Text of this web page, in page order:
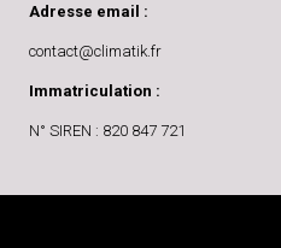
Adresse email :
contact@climatik.fr
Immatriculation :
N° SIREN : 820 847 721